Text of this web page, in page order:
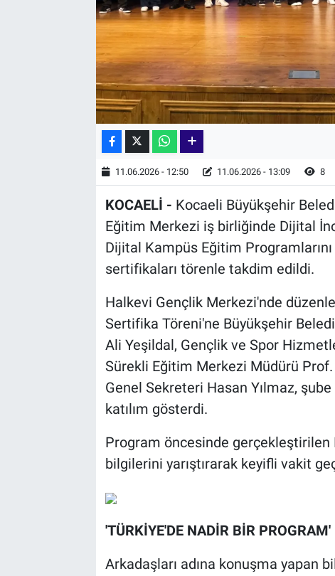
11.06.2026 - 12:50 11.06.2026 - 13:09 8
KOCAELİ - Kocaeli Büyükşehir
Eğitim Merkezi iş birliğinde Dijital
Dijital Kampüs Eğitim
sertifikaları törenle takdim edildi.
Halkevi Gençlik Merkezi'nde
Sertifika Töreni'ne Büyükşehir
Ali Yeşildal, Gençlik ve Spor
Sürekli Eğitim Merkezi Müdürü
Genel Sekreteri Hasan Yılmaz,
katılım gösterdi.
Program öncesinde gerçekleştirilen
bilgilerini yarıştırarak keyifli vakit
'TÜRKİYE'DE NADİR BİR PROGRAM'
Arkadaşları adına konuşma yapan